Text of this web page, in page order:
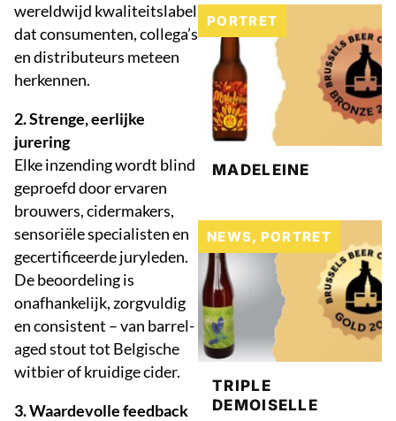
wereldwijd kwaliteitslabel
dat consumenten, collega’s
en distributeurs meteen
herkennen.
2. Strenge, eerlijke
jurering
Elke inzending wordt blind
geproefd door ervaren
brouwers, cidermakers,
sensoriële specialisten en
gecertificeerde juryleden.
De beoordeling is
onafhankelijk, zorgvuldig
en consistent – van barrel-
aged stout tot Belgische
witbier of kruidige cider.
3. Waardevolle feedback
PORTRET
MADELEINE
NEWS, PORTRET
TRIPLE
DEMOISELLE